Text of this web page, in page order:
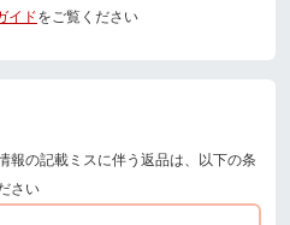
イドをご覧ください
報の記載ミスに伴う返品は、以下の条
さい